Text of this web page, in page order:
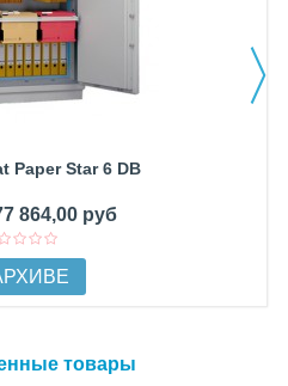
Paper Star 6 DB
864,00 руб
товары